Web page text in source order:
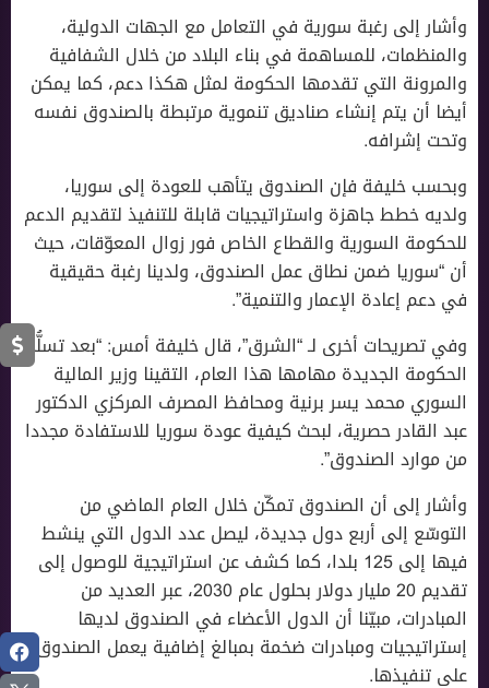
وأشار إلى رغبة سورية في التعامل مع الجهات الدولية،
والمنظمات، للمساهمة في بناء البلاد من خلال الشفافية
والمرونة التي تقدمها الحكومة لمثل هكذا دعم، كما يمكن
أيضا أن يتم إنشاء صناديق تنموية مرتبطة بالصندوق نفسه
وتحت إشرافه.
وبحسب خليفة فإن الصندوق يتأهب للعودة إلى سوريا،
ولديه خطط جاهزة واستراتيجيات قابلة للتنفيذ لتقديم الدعم
للحكومة السورية والقطاع الخاص فور زوال المعوّقات، حيث
أن “سوريا ضمن نطاق عمل الصندوق، ولدينا رغبة حقيقية
في دعم إعادة الإعمار والتنمية”.
وفي تصريحات أخرى لـ “الشرق”، قال خليفة أمس: “بعد تسلُّم
الحكومة الجديدة مهامها هذا العام، التقينا وزير المالية
السوري محمد يسر برنية ومحافظ المصرف المركزي الدكتور
عبد القادر حصرية، لبحث كيفية عودة سوريا للاستفادة مجددا
من موارد الصندوق”.
وأشار إلى أن الصندوق تمكّن خلال العام الماضي من
التوسّع إلى أربع دول جديدة، ليصل عدد الدول التي ينشط
فيها إلى 125 بلدا، كما كشف عن استراتيجية للوصول إلى
تقديم 20 مليار دولار بحلول عام 2030، عبر العديد من
المبادرات، مبيّنا أن الدول الأعضاء في الصندوق لديها
إستراتيجيات ومبادرات ضخمة بمبالغ إضافية يعمل الصندوق
على تنفيذها.